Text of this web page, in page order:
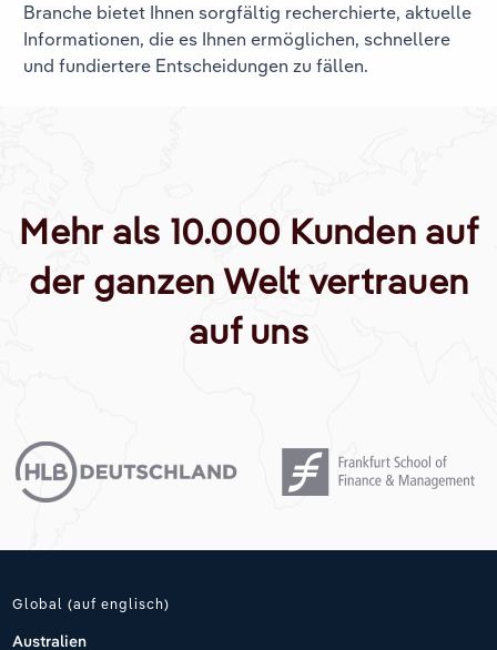
Branche bietet Ihnen sorgfältig recherchierte, aktuelle
Informationen, die es Ihnen ermöglichen, schnellere
und fundiertere Entscheidungen zu fällen.
Mehr als 10.000 Kunden auf
der ganzen Welt vertrauen
auf uns
Global (auf englisch)
Australien